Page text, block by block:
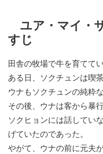
ユア・マイ・
すじ
田舎の牧場で牛を育てて
ある日、ソクチュンは喫
ウナもソクチュンの純粋
その後、ウナは客から暴
ソクヒョンには話してい
げていたのであった。
やがて、ウナの前に元夫が